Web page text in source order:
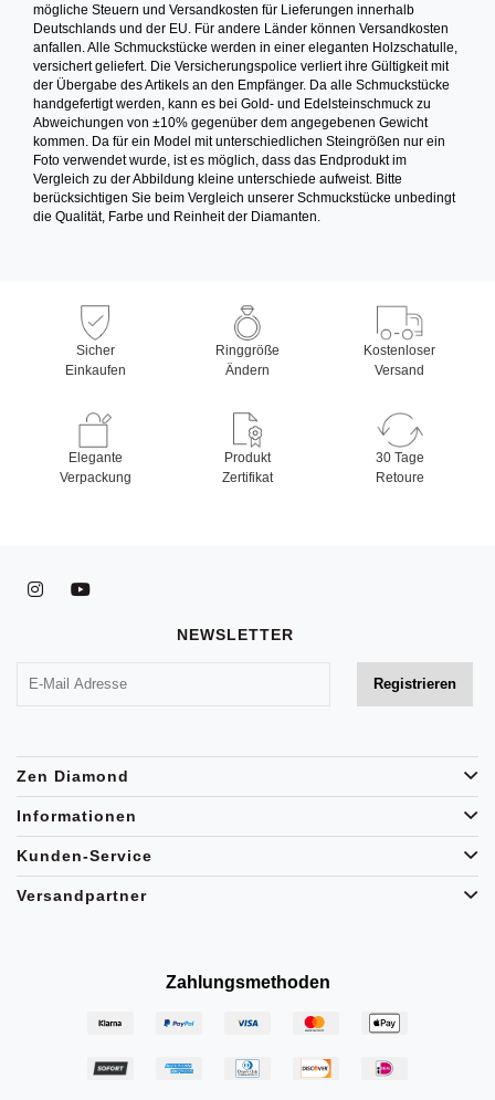
mögliche Steuern und Versandkosten für Lieferungen innerhalb
Deutschlands und der EU. Für andere Länder können Versandkosten
anfallen. Alle Schmuckstücke werden in einer eleganten Holzschatulle,
versichert geliefert. Die Versicherungspolice verliert ihre Gültigkeit mit
der Übergabe des Artikels an den Empfänger. Da alle Schmuckstücke
handgefertigt werden, kann es bei Gold- und Edelsteinschmuck zu
Abweichungen von ±10% gegenüber dem angegebenen Gewicht
kommen. Da für ein Model mit unterschiedlichen Steingrößen nur ein
Foto verwendet wurde, ist es möglich, dass das Endprodukt im
Vergleich zu der Abbildung kleine unterschiede aufweist. Bitte
berücksichtigen Sie beim Vergleich unserer Schmuckstücke unbedingt
die Qualität, Farbe und Reinheit der Diamanten.
Sicher
Einkaufen
Ringgröße
Ändern
Kostenloser
Versand
Elegante
Verpackung
Produkt
Zertifikat
30 Tage
Retoure
NEWSLETTER
Zen Diamond
Informationen
Kunden-Service
Versandpartner
Zahlungsmethoden